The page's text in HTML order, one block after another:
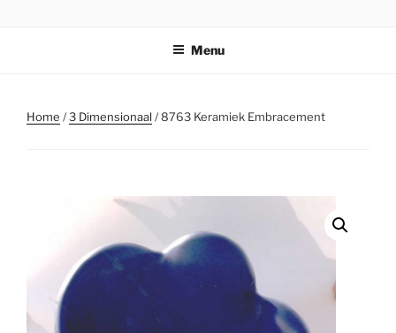
Menu
Home /3 Dimensionaal/ 8763 Keramiek Embracement